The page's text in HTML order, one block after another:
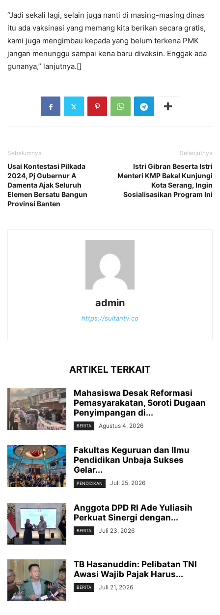
“Jadi sekali lagi, selain juga nanti di masing-masing dinas
itu ada vaksinasi yang memang kita berikan secara gratis,
kami juga mengimbau kepada yang belum terkena PMK
jangan menunggu sampai kena baru divaksin. Enggak ada
gunanya,” lanjutnya.[]
Sebelumnya
Usai Kontestasi Pilkada
2024, Pj Gubernur A
Damenta Ajak Seluruh
Elemen Bersatu Bangun
Provinsi Banten
Selanjutnya
Istri Gibran Beserta Istri
Menteri KMP Bakal Kunjungi
Kota Serang, Ingin
Sosialisasikan Program Ini
admin
https://sultantv.co
ARTIKEL TERKAIT
Mahasiswa Desak Reformasi
Pemasyarakatan, Soroti Dugaan
Penyimpangan di...
BERITA Agustus 4, 2026
Fakultas Keguruan dan Ilmu
Pendidikan Unbaja Sukses
Gelar...
PENDIDIKAN Juli 25, 2026
Anggota DPD RI Ade Yuliasih
Perkuat Sinergi dengan...
BERITA Juli 23, 2026
TB Hasanuddin: Pelibatan TNI
Awasi Wajib Pajak Harus...
BERITA Juli 21, 2026